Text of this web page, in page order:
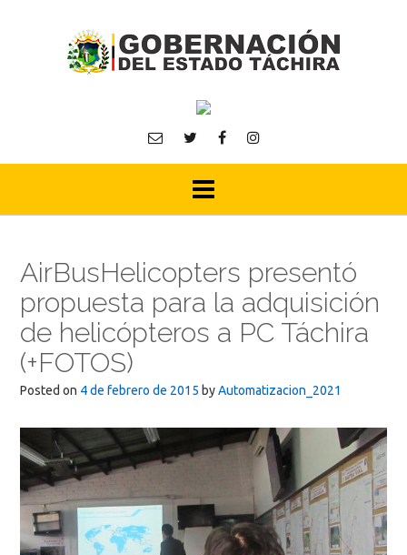
AirBusHelicopters presentó
propuesta para la adquisición
de helicópteros a PC Táchira
(+FOTOS)
Posted on 4 de febrero de 2015 byAutomatizacion_2021